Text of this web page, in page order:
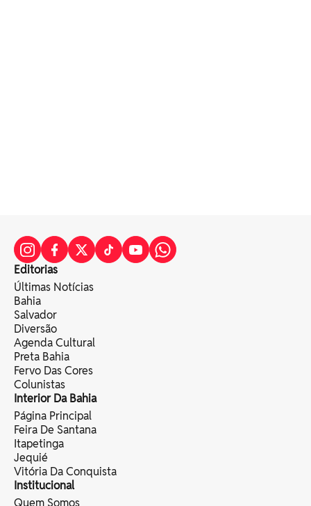
Editorias
Últimas Notícias
Bahia
Salvador
Diversão
Agenda Cultural
Preta Bahia
Fervo Das Cores
Colunistas
Interior Da Bahia
Página Principal
Feira De Santana
Itapetinga
Jequié
Vitória Da Conquista
Institucional